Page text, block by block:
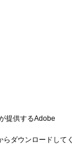
提供するAdobe
ダウンロードしてく